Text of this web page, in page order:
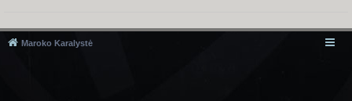
Maroko Karalystė